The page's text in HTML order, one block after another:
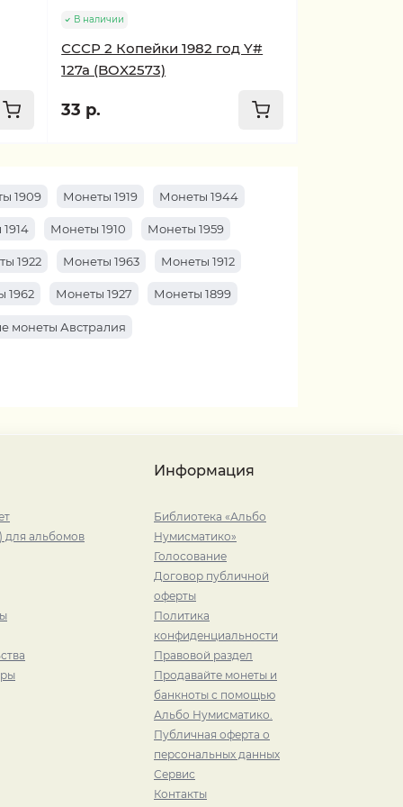
В наличии
СССР 2 Копейки 1982 год Y#
127a (BOX2573)
33 р.
1909 Монеты 1919 Монеты 1944
Монеты 1910 Монеты 1959
1922 Монеты 1963 Монеты 1912
1962 Монеты 1927 Монеты 1899
монеты Австралия
для альбомов
Информация
Библиотека «Альбо
Нумисматико»
Голосование
Договор публичной
оферты
Политика
конфиденциальности
Правовой раздел
Продавайте монеты и
банкноты с помощью
Альбо Нумисматико.
Публичная оферта о
персональных данных
Сервис
Контакты